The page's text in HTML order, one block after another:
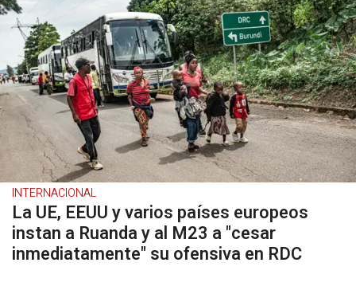
INTERNACIONAL
La UE, EEUU y varios países europeos
instan a Ruanda y al M23 a "cesar
inmediatamente" su ofensiva en RDC